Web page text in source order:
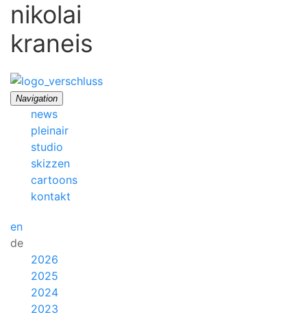
nikolai
kraneis
Navigation
news
pleinair
studio
skizzen
cartoons
kontakt
en
de
2026
2025
2024
2023